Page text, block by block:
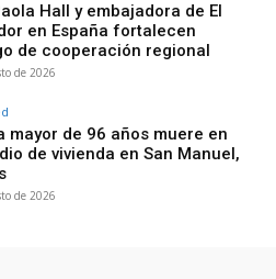
Hall y embajadora de El
en España fortalecen
de cooperación regional
de 2026
mayor de 96 años muere en
de vivienda en San Manuel,
de 2026